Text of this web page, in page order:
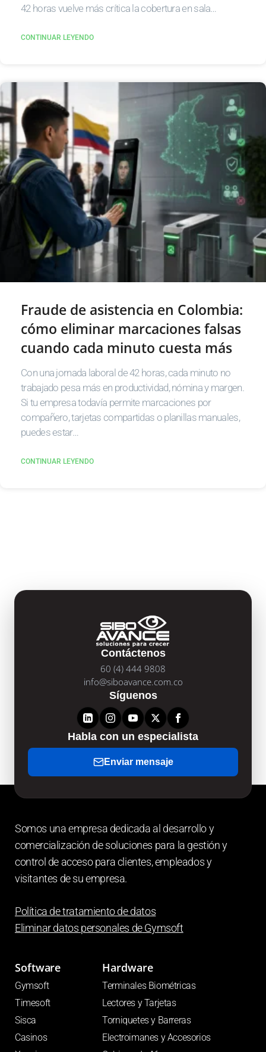
42 horas vuelve más crítica la cobertura en sala…
CONTINUAR LEYENDO
Fraude de asistencia en Colombia:
cómo eliminar marcaciones falsas
cuando cada minuto cuesta más
Con una jornada laboral de 42 horas, cada minuto no
trabajado pesa más en productividad, nómina y margen.
Si tu empresa todavía permite marcaciones por
compañero, tarjetas compartidas o planillas manuales,
puedes estar…
CONTINUAR LEYENDO
Contáctenos
60 (4) 444 9808
info@siboavance.com.co
Síguenos
Habla con un especialista
Enviar mensaje
Somos una empresa dedicada al desarrollo y
comercialización de soluciones para la gestión y
control de acceso para clientes, empleados y
visitantes de su empresa.
Política de tratamiento de datos
Eliminar datos personales deGymsoft
Software
Gymsoft
Timesoft
Sisca
Casinos
Hardware
Terminales Biométricas
Lectores y Tarjetas
Torniquetes y Barreras
Electroimanes y Accesorios